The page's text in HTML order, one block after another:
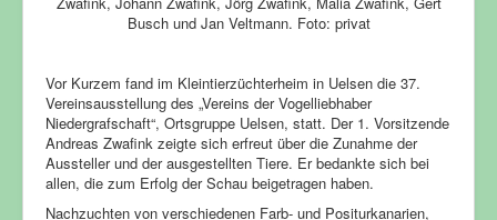
Vor Kurzem fand im Kleintierzüchterheim in Uelsen die 37.
Vereinsausstellung des „Vereins der Vogelliebhaber
Niedergrafschaft“, Ortsgruppe Uelsen, statt. Der 1. Vorsitzende
Andreas Zwafink zeigte sich erfreut über die Zunahme der
Aussteller und der ausgestellten Tiere. Er bedankte sich bei
allen, die zum Erfolg der Schau beigetragen haben.
Nachzuchten von verschiedenen Farb- und Positurkanarien,